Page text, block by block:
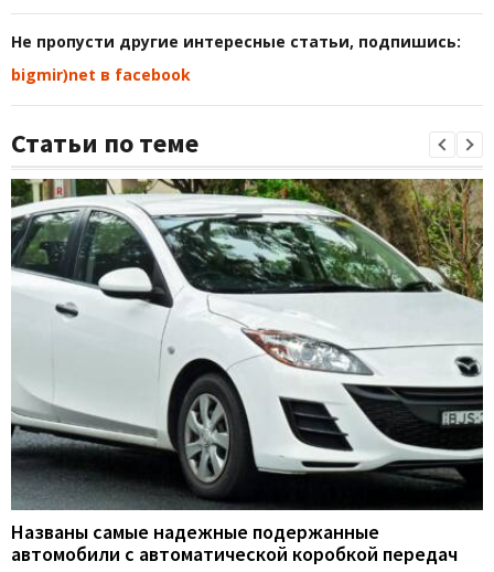
Не пропусти другие интересные статьи, подпишись:
bigmir)net в facebook
Статьи по теме
Названы самые надежные подержанные
автомобили с автоматической коробкой передач